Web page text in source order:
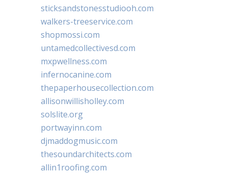
sticksandstonesstudiooh.com
walkers-treeservice.com
shopmossi.com
untamedcollectivesd.com
mxpwellness.com
infernocanine.com
thepaperhousecollection.com
allisonwillisholley.com
solslite.org
portwayinn.com
djmaddogmusic.com
thesoundarchitects.com
allin1roofing.com